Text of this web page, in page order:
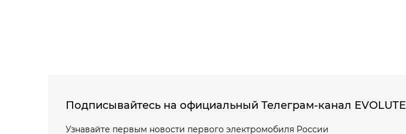
Подписывайтесь на официальный Телеграм-канал EVOLUTE
Узнавайте первым новости первого электромобиля России